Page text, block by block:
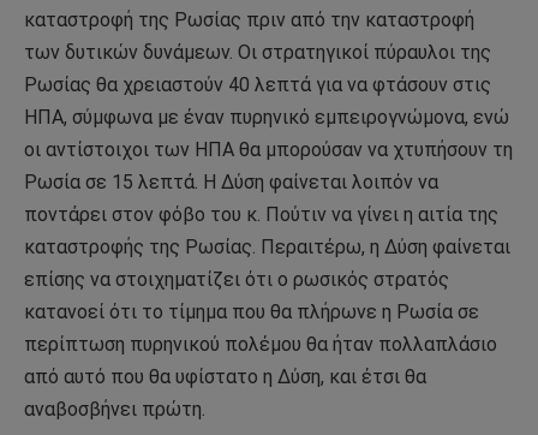
καταστροφή της Ρωσίας πριν από την καταστροφή
των δυτικών δυνάμεων. Οι στρατηγικοί πύραυλοι της
Ρωσίας θα χρειαστούν 40 λεπτά για να φτάσουν στις
ΗΠΑ, σύμφωνα με έναν πυρηνικό εμπειρογνώμονα, ενώ
οι αντίστοιχοι των ΗΠΑ θα μπορούσαν να χτυπήσουν τη
Ρωσία σε 15 λεπτά. Η Δύση φαίνεται λοιπόν να
ποντάρει στον φόβο του κ. Πούτιν να γίνει η αιτία της
καταστροφής της Ρωσίας. Περαιτέρω, η Δύση φαίνεται
επίσης να στοιχηματίζει ότι ο ρωσικός στρατός
κατανοεί ότι το τίμημα που θα πλήρωνε η Ρωσία σε
περίπτωση πυρηνικού πολέμου θα ήταν πολλαπλάσιο
από αυτό που θα υφίστατο η Δύση, και έτσι θα
αναβοσβήνει πρώτη.